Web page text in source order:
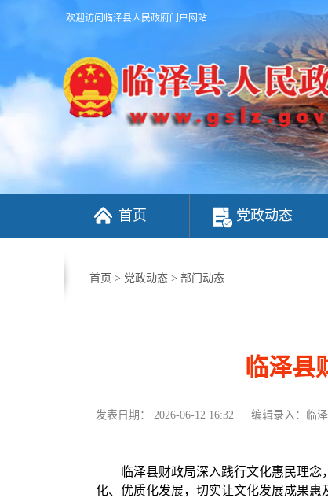
欢迎访问临泽县人民政府门户网站
首页 党政动态
首页 > 党政动态 > 部门动态
临泽
发表日期： 2026-06-12 16:32 编辑录入： 临
临泽县财政局深入践行文化惠民理念
化、优质化发展，切实让文化发展成果惠